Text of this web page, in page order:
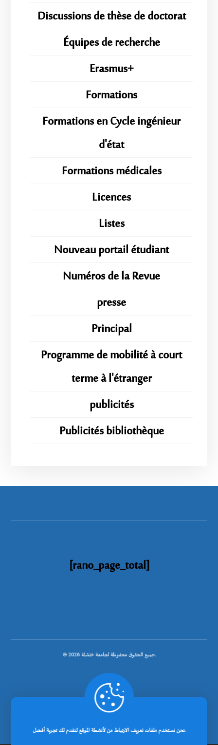
Discussions de thèse de doctorat
Équipes de recherche
Erasmus+
Formations
Formations en Cycle ingénieur
d'état
Formations médicales
Licences
Listes
Nouveau portail étudiant
Numéros de la Revue
presse
Principal
Programme de mobilité à court
terme à l'étranger
publicités
Publicités bibliothèque
[rano_page_total]
© جميع الحقوق محفوظة لجامعة خنشلة 2026.
.
نحن نستخدم ملفات تعريف الارتباط من لأنشطة الموقع لنقدم لك تجربة أفضل.